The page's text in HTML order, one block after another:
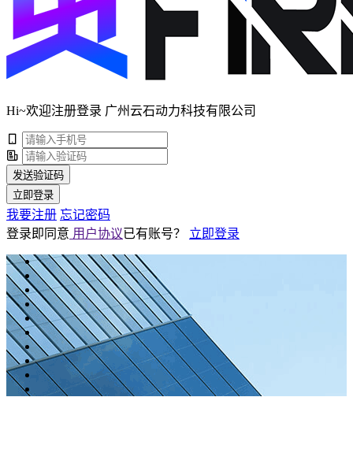
Hi~欢迎注册登录 广州云石动力科技有限公司
发送验证码
立即登录
我要注册 忘记密码
登录即同意 用户协议已有账号？ 立即登录